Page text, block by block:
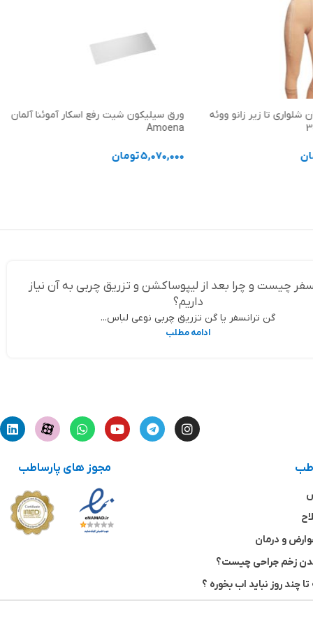
شلواری تا زیر زانو ووئه
ورق سیلیکون شیت رفع اسکار آموئنا آلمان
Amoena
5,070,000تومان
چیست و چرا بعد از لیپوساکشن و تزریق چربی به آن نیاز
داریم؟
گن ترانسفر یا گن تزریق چربی نوعی لباس...
ادامه مطلب
و درمان
زخم جراحی چیست؟
چند روز نباید اب بخوره ؟
مجوز های پارساطب